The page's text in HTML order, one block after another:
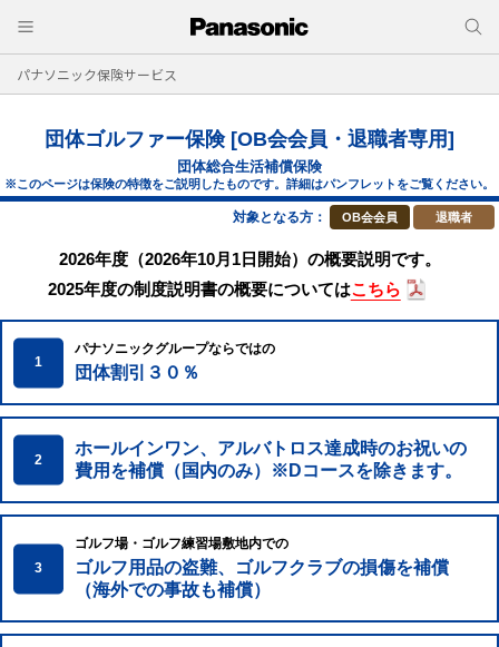
パナソニック保険サービス
団体ゴルファー保険 [OB会会員・退職者専用]
団体総合生活補償保険
※このページは保険の特徴をご説明したものです。詳細はパンフレットをご覧ください。
対象となる方： OB会会員 退職者
2026年度（2026年10月1日開始）の概要説明です。
2025年度の制度説明書の概要についてはこちら
1
パナソニックグループならではの
団体割引３０％
2
ホールインワン、アルバトロス達成時のお祝いの
費用を補償（国内のみ）※Dコースを除きます。
3
ゴルフ場・ゴルフ練習場敷地内での
ゴルフ用品の盗難、ゴルフクラブの損傷を補償
（海外での事故も補償）